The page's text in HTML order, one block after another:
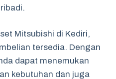
Mitsubishi di Kediri,
tersedia. Dengan
dapat menemukan
kebutuhan dan juga